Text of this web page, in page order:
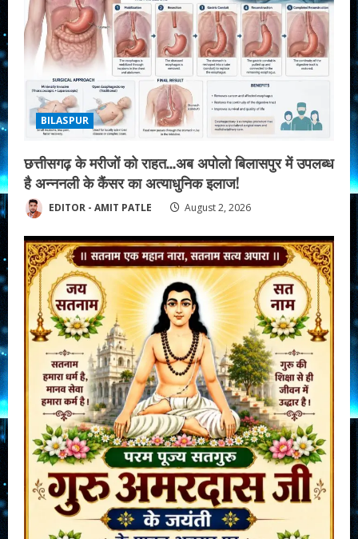
BILASPUR
छत्तीसगढ़ के मरीजों को राहत…अब अपोलो बिलासपुर में उपलब्ध
है अन्ननली के कैंसर का अत्याधुनिक इलाज!
EDITOR - AMIT PATLE August 2, 2026